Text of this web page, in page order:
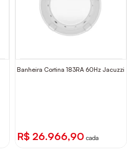
Banheira Cortina 183RA 60Hz Jacuzzi
R$ 26.966,90 cada